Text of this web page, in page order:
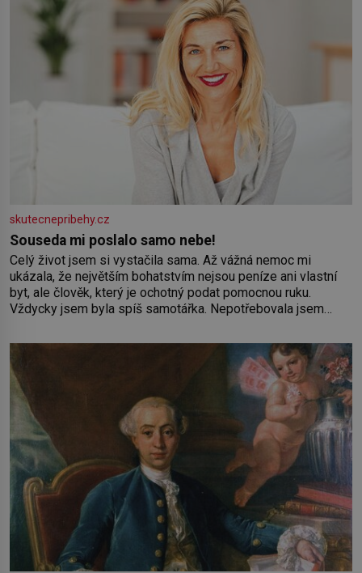
skutecnepribehy.cz
Souseda mi poslalo samo nebe!
Celý život jsem si vystačila sama. Až vážná nemoc mi
ukázala, že největším bohatstvím nejsou peníze ani vlastní
byt, ale člověk, který je ochotný podat pomocnou ruku.
Vždycky jsem byla spíš samotářka. Nepotřebovala jsem
práce a hlavně klid. Hned po studiích jsem odešla z rodného